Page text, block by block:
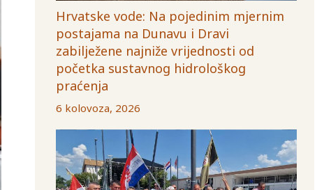
Hrvatske vode: Na pojedinim mjernim
postajama na Dunavu i Dravi
zabilježene najniže vrijednosti od
početka sustavnog hidrološkog
praćenja
6 kolovoza, 2026